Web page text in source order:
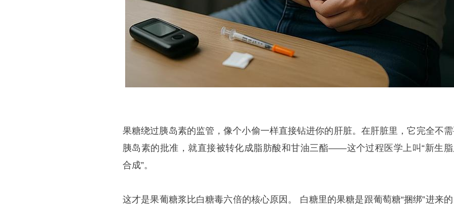
果糖绕过胰岛素的监管，像个小偷一样直接钻进你的肝脏。在肝脏里，它完全不
胰岛素的批准，就直接被转化成脂肪酸和甘油三酯——这个过程医学上叫“新生
合成”。
这才是果葡糖浆比白糖毒六倍的核心原因。 白糖里的果糖是跟葡萄糖“捆绑”进来